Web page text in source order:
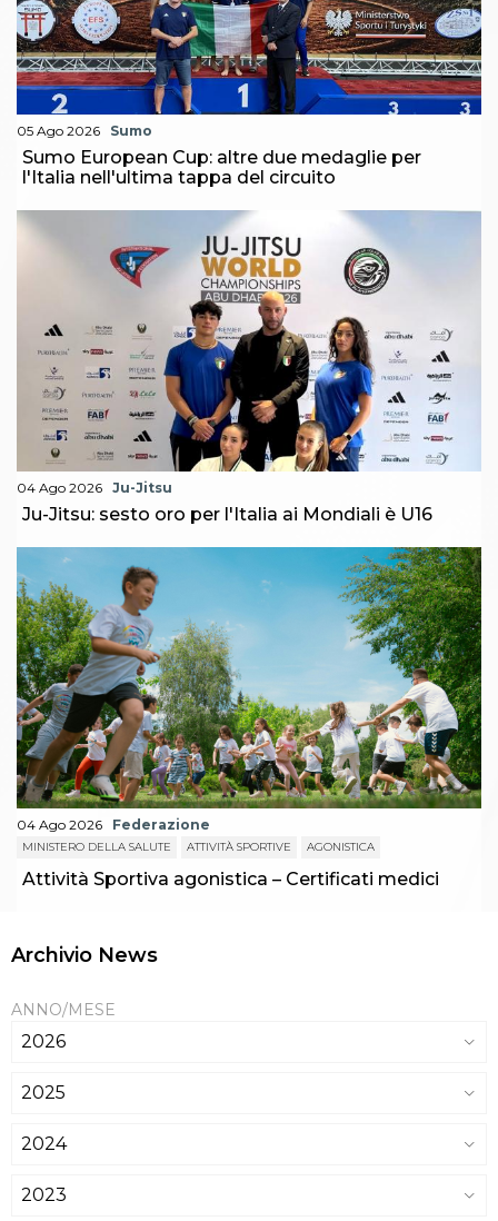
05 Ago 2026 Sumo
Sumo European Cup: altre due medaglie per
l'Italia nell'ultima tappa del circuito
04 Ago 2026 Ju-Jitsu
Ju-Jitsu: sesto oro per l'Italia ai Mondiali è U16
04 Ago 2026 Federazione
MINISTERO DELLA SALUTE ATTIVITÀ SPORTIVE AGONISTICA
Attività Sportiva agonistica – Certificati medici
Archivio News
ANNO/MESE
2026
2025
2024
2023